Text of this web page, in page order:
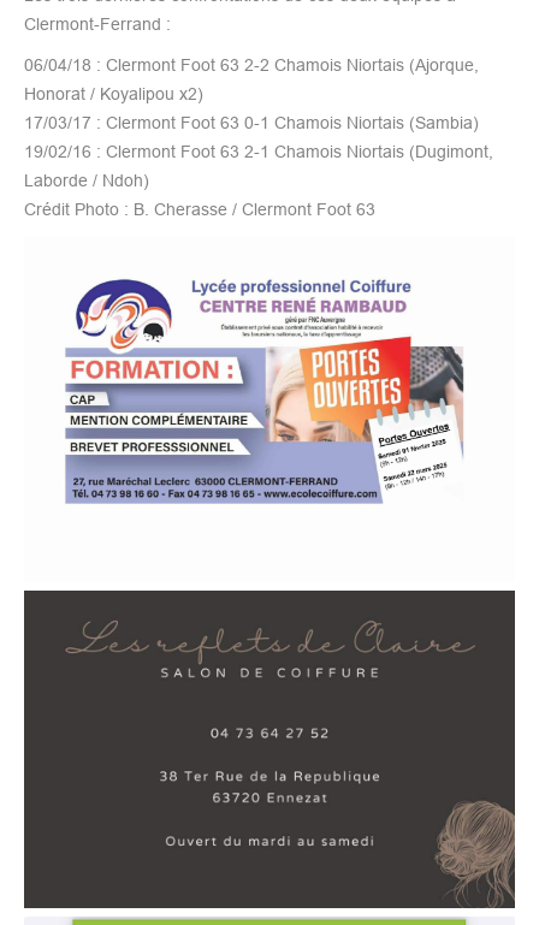
Clermont-Ferrand :
06/04/18 : Clermont Foot 63 2-2 Chamois Niortais (Ajorque,
Honorat / Koyalipou x2)
17/03/17 : Clermont Foot 63 0-1 Chamois Niortais (Sambia)
19/02/16 : Clermont Foot 63 2-1 Chamois Niortais (Dugimont,
Laborde / Ndoh)
Crédit Photo : B. Cherasse / Clermont Foot 63